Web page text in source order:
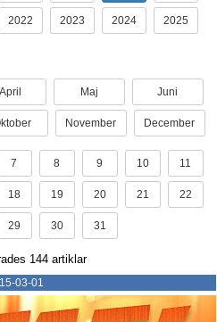
2022 2023 2024 2025
April Maj Juni
November December
7 8 9 10 11
18 19 20 21 22
29 30 31
144 artiklar
03-01